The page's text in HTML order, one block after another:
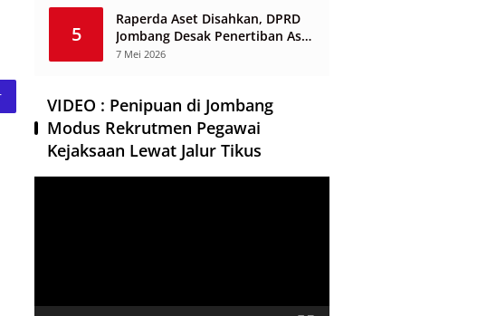
5
Raperda Aset Disahkan, DPRD
Jombang Desak Penertiban Aset
Dikuasai Pihak Ketiga
7 Mei 2026
VIDEO : Penipuan di Jombang
Modus Rekrutmen Pegawai
Kejaksaan Lewat Jalur Tikus